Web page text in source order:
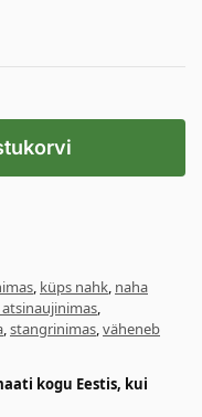
, küps nahk, naha
,
,stangrinimas,väheneb
kogu Eestis, kui